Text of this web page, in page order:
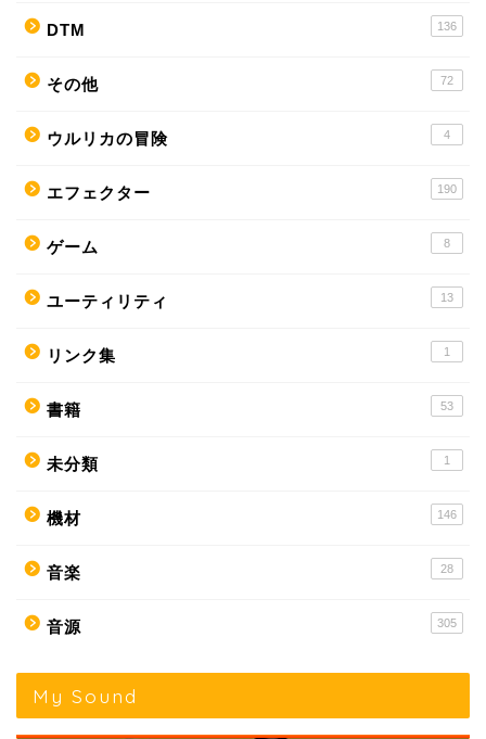
DTM 136
その他 72
ウルリカの冒険 4
エフェクター 190
ゲーム 8
ユーティリティ 13
リンク集 1
書籍 53
未分類 1
機材 146
音楽 28
音源 305
My Sound